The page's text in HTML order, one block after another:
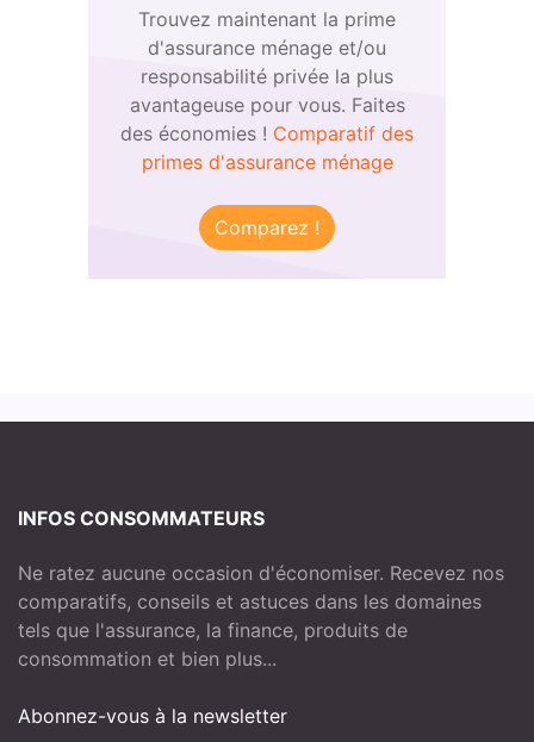
Trouvez maintenant la prime
d'assurance ménage et/ou
responsabilité privée la plus
avantageuse pour vous. Faites
des économies ! Comparatif des
primes d'assurance ménage
Comparez !
INFOS CONSOMMATEURS
Ne ratez aucune occasion d'économiser. Recevez nos
comparatifs, conseils et astuces dans les domaines
tels que l'assurance, la finance, produits de
consommation et bien plus...
Abonnez-vous à la newsletter